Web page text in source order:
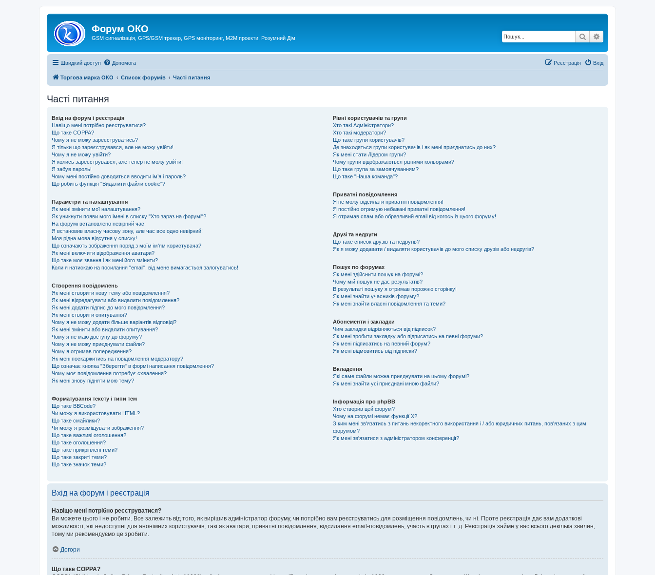
Форум ОКО
GSM сигналізація, GPS/GSM трекер, GPS моніторинг, М2М проекти, Розумний Дім Пошук
Швидкий доступ Допомога Вхід
Реєстрація
Торгова марка ОКО Список форумів Часті питання
Часті питання
Вхід на форум і реєстрація
Навіщо мені потрібно реєструватися?
Що таке COPPA?
Чому я не можу зареєструватись?
Я тільки що зареєструвався, але не можу увійти!
Чому я не можу увійти?
Я колись зареєструвався, але тепер не можу увійти!
Я забув пароль!
Чому мені постійно доводиться вводити ім’я і пароль?
Що робить функція "Видалити файли cookie"?
Параметри та налаштування
Як мені змінити мої налаштування?
Як уникнути появи мого імені в списку "Хто зараз на форумі"?
На форумі встановлено невірний час!
Я встановив власну часову зону, але час все одно невірний!
Моя рідна мова відсутня у списку!
Що означають зображення поряд з моїм ім'ям користувача?
Як мені включити відображення аватари?
Що таке моє звання і як мені його змінити?
Коли я натискаю на посилання "email", від мене вимагається залогуватись!
Створення повідомлень
Як мені створити нову тему або повідомлення?
Як мені відредагувати або видалити повідомлення?
Як мені додати підпис до мого повідомлення?
Як мені створити опитування?
Чому я не можу додати більше варіантів відповіді?
Як мені змінити або видалити опитування?
Чому я не маю доступу до форуму?
Чому я не можу приєднувати файли?
Чому я отримав попередження?
Як мені поскаржитись на повідомлення модератору?
Що означає кнопка "Зберегти" в формі написання повідомлення?
Чому моє повідомлення потребує схвалення?
Як мені знову підняти мою тему?
Форматування тексту і типи тем
Що таке BBCode?
Чи можу я використовувати HTML?
Що таке смайлики?
Чи можу я розміщувати зображення?
Що таке важливі оголошення?
Що таке оголошення?
Що таке прикріплені теми?
Що таке закриті теми?
Що таке значок теми?
Рівні користувачів та групи
Хто такі Адміністратори?
Хто такі модератори?
Що таке групи користувачів?
Де знаходяться групи користувачів і як мені приєднатись до них?
Як мені стати Лідером групи?
Чому групи відображаються різними кольорами?
Що таке група за замовчуванням?
Що таке "Наша команда"?
Приватні повідомлення
Я не можу відсилати приватні повідомлення!
Я постійно отримую небажані приватні повідомлення!
Я отримав спам або образливий email від когось із цього форуму!
Друзі та недруги
Що таке список друзів та недругів?
Як я можу додавати / видаляти користувачів до мого списку друзів або недругів?
Пошук по форумах
Як мені здійснити пошук на форумі?
Чому мій пошук не дає результатів?
В результаті пошуку я отримав порожню сторінку!
Як мені знайти учасників форуму?
Як мені знайти власні повідомлення та теми?
Абонементи і закладки
Чим закладки відрізняються від підписок?
Як мені зробити закладку або підписатись на певні форуми?
Як мені підписатись на певний форум?
Як мені відмовитись від підписки?
Вкладення
Які саме файли можна приєднувати на цьому форумі?
Як мені знайти усі приєднані мною файли?
Інформація про phpBB
Хто створив цей форум?
Чому на форумі немає функції X?
З ким мені зв'язатись з питань некоректного використання і / або юридичних питань, пов'язаних з цим
форумом?
Як мені зв'язатися з адміністратором конференції?
Вхід на форум і реєстрація
Навіщо мені потрібно реєструватися?
Ви можете цього і не робити. Все залежить від того, як вирішив адміністратор форуму, чи потрібно вам реєструватись для розміщення повідомлень, чи ні. Проте реєстрація дає вам додаткові
можливості, які недоступні для анонімних користувачів, такі як аватари, приватні повідомлення, відсилання email-повідомлень, участь в групах і т. д. Реєстрація займе у вас всього декілька хвилин,
тому ми рекомендуємо це зробити.
Догори
Що таке COPPA?